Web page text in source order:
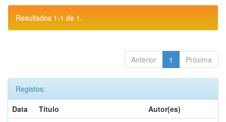
Resultados 1-1 de 1.
Anterior 1 Próxima
Registos:
Data
Título
Autor(es)